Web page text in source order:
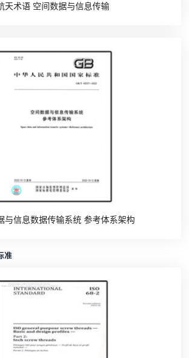
天术语 空间数据与信息传输
与信息数据传输系统 参考体系架构
准